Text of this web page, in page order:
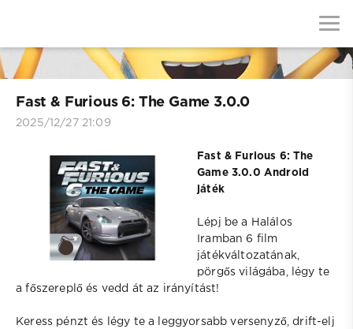
Fast & Furious 6: The Game 3.0.0
2025/12/27 21:09
Fast & Furious 6: The
Game 3.0.0 Android
játék
Lépj be a Halálos
Iramban 6 film
játékváltozatának,
pörgős világába, légy te
a főszereplő és vedd át az irányítást!
Keress pénzt és légy te a leggyorsabb versenyző, drift-elj